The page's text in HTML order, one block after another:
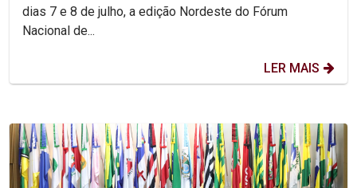
dias 7 e 8 de julho, a edição Nordeste do Fórum
Nacional de...
LER MAIS